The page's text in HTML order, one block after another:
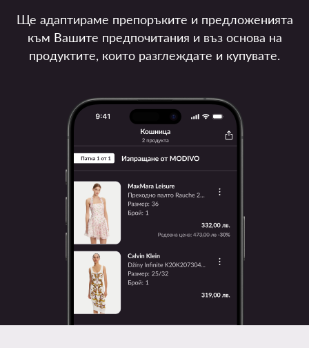
Ще адаптираме препоръките и предложенията
към Вашите предпочитания и въз основа на
продуктите, които разглеждате и купувате.